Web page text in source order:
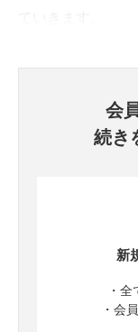
会
続き
新
・
・会